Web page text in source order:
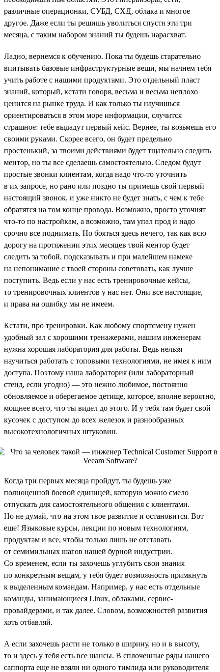
различные операционки, СУБД, СХД, облака и многое
другое. Даже если ты решишь уволиться спустя эти три
месяца, с таким набором знаний ты будешь нарасхват.
Ладно, вернемся к обучению. Пока ты будешь старательно
впитывать базовые инфраструктурные вещи, мы начнем тебя
учить работе с нашими продуктами. Это отдельный пласт
знаний, который, кстати говоря, весьма и весьма неплохо
ценится на рынке труда. И как только ты научишься
ориентироваться в этом море информации, случится
страшное: тебе выдадут первый кейс. Вернее, ты возьмешь его
своими руками. Скорее всего, он будет предельно
простенький, за твоими действиями будет тщательно следить
ментор, но ты все сделаешь самостоятельно. Следом будут
простые звонки клиентам, когда надо что-то уточнить
в их запросе, но рано или поздно ты примешь свой первый
настоящий звонок, и уже никто не будет знать, с чем к тебе
обратятся на том конце провода. Возможно, просто уточнят
что-то по настройкам, а возможно, там упал прод и надо
срочно все поднимать. Но бояться здесь нечего, так как всю
дорогу на протяжении этих месяцев твой ментор будет
следить за тобой, подсказывать и при малейшем намеке
на непонимание с твоей стороны советовать, как лучше
поступить. Ведь если у нас есть тренировочные кейсы,
то тренировочных клиентов у нас нет. Они все настоящие,
и права на ошибку мы не имеем.
Кстати, про тренировки. Как любому спортсмену нужен
удобный зал с хорошими тренажерами, нашим инженерам
нужна хорошая лаборатория для работы. Ведь нельзя
научиться работать с топовыми технологиями, не имея к ним
доступа. Поэтому наша лаборатория (или лабораторный
стенд, если угодно) — это нежно любимое, постоянно
обновляемое и оберегаемое детище, которое, вполне вероятно,
мощнее всего, что ты видел до этого. И у тебя там будет свой
кусочек с доступом до всех железок и разнообразных
высокотехнологичных штуковин.
Когда три первых месяца пройдут, ты будешь уже
полноценной боевой единицей, которую можно смело
отпускать для самостоятельного общения с клиентами.
Но не думай, что на этом твое развитие и остановится. Вот
еще! Языковые курсы, лекции по новым технологиям,
продуктам и все, чтобы только лишь не отставать
от семимильных шагов нашей бурной индустрии.
Со временем, если ты захочешь углубить свои знания
по конкретным вещам, у тебя будет возможность примкнуть
к выделенным командам. Например, у нас есть отдельные
команды, занимающиеся Linux, облаками, сервис-
провайдерами, и так далее. Словом, возможностей развития
хоть отбавляй.
А если захочешь расти не только в ширину, но и в высоту,
то и здесь у тебя есть все шансы. В сплоченные ряды нашего
саппорта еще не взяли ни одного тимлида или руководителя